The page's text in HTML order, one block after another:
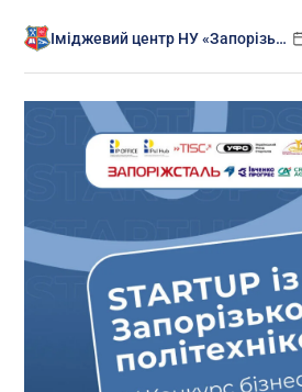
Іміджевий центр НУ «Запорізька політехніка»